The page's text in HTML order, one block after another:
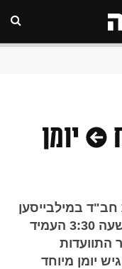
• יומן
במילבייסען
לשהות במחיצת מלך המשיח • בשעה 3:30 העמיד
התוועדות
יומן מיוחד